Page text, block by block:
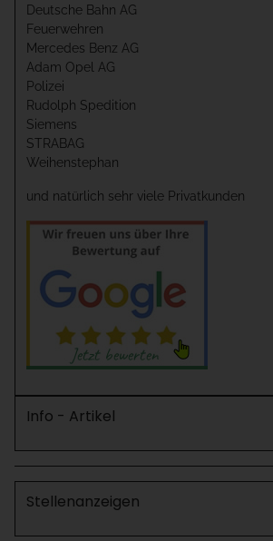
Deutsche Bahn AG
Feuerwehren
Mercedes Benz AG
Adam Opel AG
Polizei
Rudolph Spedition
Siemens
STRABAG
Weihenstephan
und natürlich sehr viele Privatkunden
Info - Artikel
Stellenanzeigen